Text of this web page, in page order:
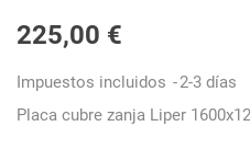
225,00 €
Impuestos incluidos
2-3 días
Placa cubre zanja Liper